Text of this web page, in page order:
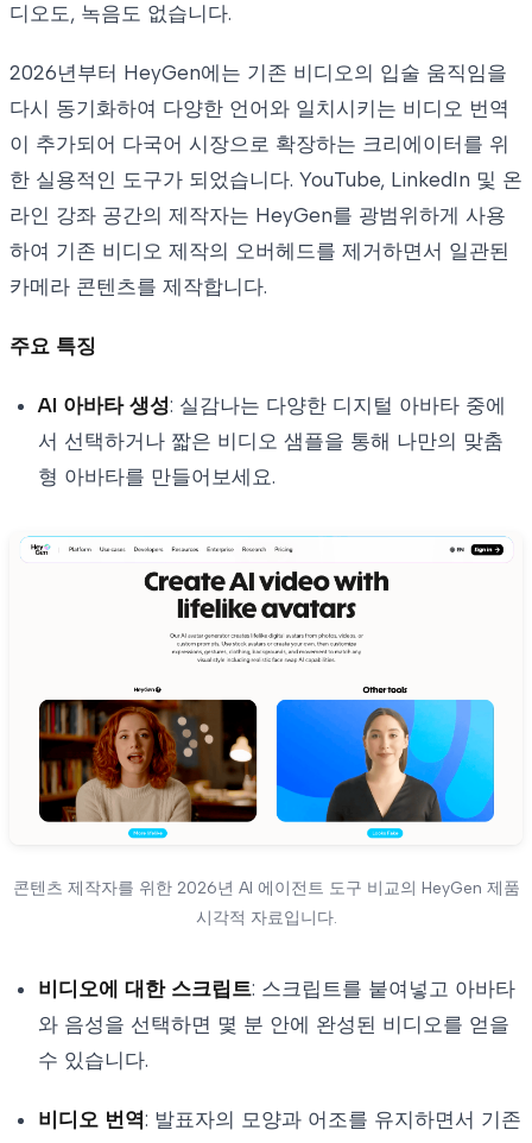
디오도, 녹음도 없습니다.
2026년부터 HeyGen에는 기존 비디오의 입술 움직임을
다시 동기화하여 다양한 언어와 일치시키는 비디오 번역
이 추가되어 다국어 시장으로 확장하는 크리에이터를 위
한 실용적인 도구가 되었습니다. YouTube, LinkedIn 및 온
라인 강좌 공간의 제작자는 HeyGen를 광범위하게 사용
하여 기존 비디오 제작의 오버헤드를 제거하면서 일관된
카메라 콘텐츠를 제작합니다.
주요 특징
AI 아바타 생성: 실감나는 다양한 디지털 아바타 중에
서 선택하거나 짧은 비디오 샘플을 통해 나만의 맞춤
형 아바타를 만들어보세요.
콘텐츠 제작자를 위한 2026년 AI 에이전트 도구 비교의 HeyGen 제품
시각적 자료입니다.
비디오에 대한 스크립트: 스크립트를 붙여넣고 아바타
와 음성을 선택하면 몇 분 안에 완성된 비디오를 얻을
수 있습니다.
비디오 번역: 발표자의 모양과 어조를 유지하면서 기존